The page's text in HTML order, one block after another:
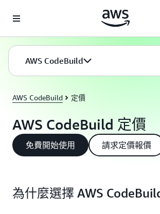
AWS CodeBuild
AWS CodeBuild 定價
AWS CodeBuild 定價
免費開始使用 請求定價報價
為什麼選擇 AWS